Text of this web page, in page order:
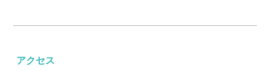
アクセス